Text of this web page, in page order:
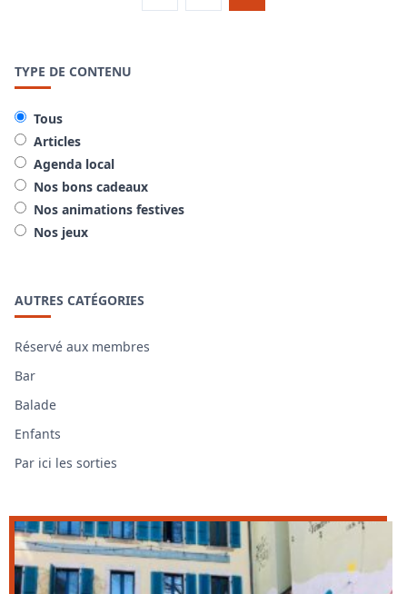
TYPE DE CONTENU
Tous
Articles
Agenda local
Nos bons cadeaux
Nos animations festives
Nos jeux
AUTRES CATÉGORIES
Réservé aux membres
Bar
Balade
Enfants
Par ici les sorties